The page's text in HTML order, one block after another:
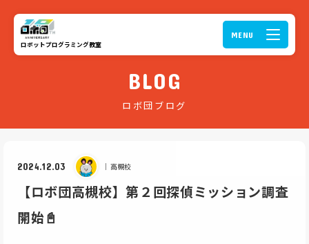
ロボットプログラミング教室
BLOG
ロボ団ブログ
2024.12.03 ｜ 高槻校
【ロボ団高槻校】第２回探偵ミッション調査
開始📓